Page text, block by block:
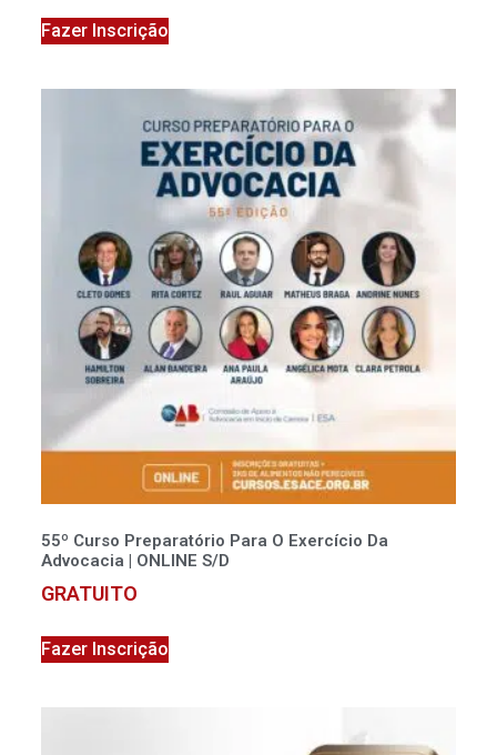
Fazer Inscrição
55º Curso Preparatório Para O Exercício Da
Advocacia | ONLINE S/D
GRATUITO
Fazer Inscrição